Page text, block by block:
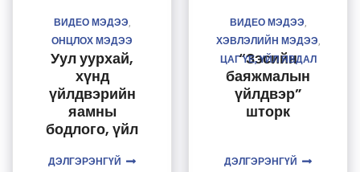
ВИДЕО МЭДЭЭ
ОНЦЛОХ МЭДЭЭ
Уул уурхай,
хүнд
үйлдвэрийн
яамны
бодлого, үйл
хэрэгжүүлж
ДЭЛГЭРЭНГҮЙ
ВИДЕО МЭДЭЭ
ХЭВЛЭЛИЙН МЭДЭЭ
ЦАГ ҮЕ, ҮЙЛ ЯВДАЛ
“Зэсийн
баяжмалын
үйлдвэр”
шторк
ДЭЛГЭРЭНГҮЙ